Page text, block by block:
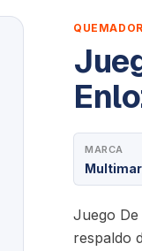
MARCA
Juego De
respaldo